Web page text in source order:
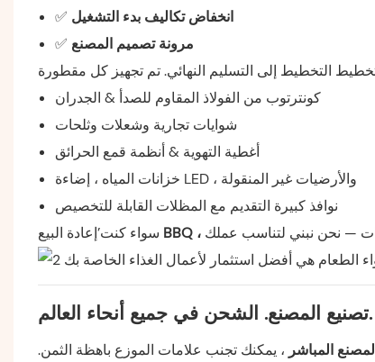
✅ انخفاض تكاليف بدء التشغيل
✅ مرونة تصميم المصنع
كونترتوب من الفولاذ المقاوم للصدأ & الجدران
شوايات تجارية وشعلات وثلحات
أغطية التهوية & أنظمة قمع الحرائق
خزانات المياه ، إضاءة LED ، والأرضيات غير المنقولة
نوافذ كبيرة التقديم مع المظلات القابلة للتخصيص
تصنيع المصنع. الشحن في جميع أنحاء العالم.
المباشر ، يمكنك تجنب علامات الموزع باهظة الثمن.